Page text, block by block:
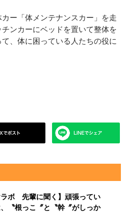
ー「体メンテナンスカー」を走
ンカーにベッドを置いて整体を
、体に困っている人たちの役に
ラボ 先輩に聞く】頑張ってい
〝根っこ〞と〝幹〞がしっか